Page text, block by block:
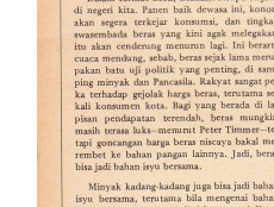
Alamat
Rekening
Reseller